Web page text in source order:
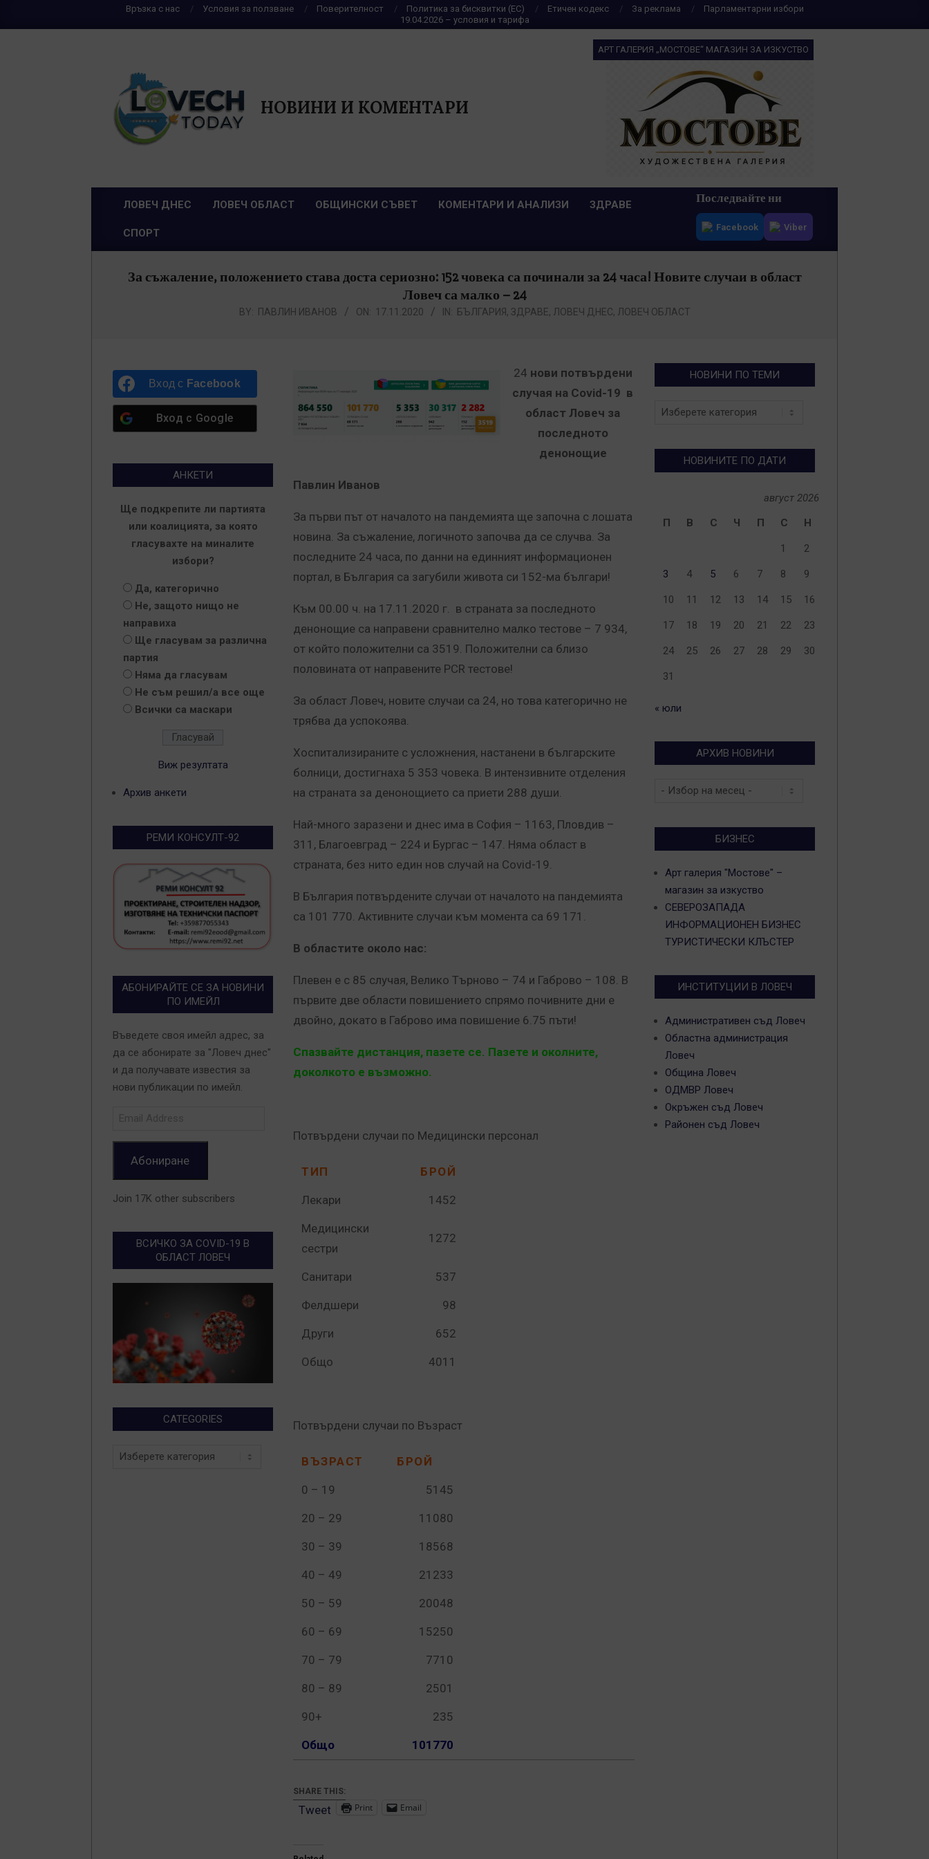
Връзка с нас Условия за ползване Поверителност Политика за бисквитки (ЕС) Етичен кодекс За реклама
Парламентарни избори
19.04.2026 – условия и тарифа
НОВИНИ И КОМЕНТАРИ
АРТ ГАЛЕРИЯ „МОСТОВЕ“ МАГАЗИН ЗА ИЗКУСТВО
Primary
ЛОВЕЧ ДНЕС ЛОВЕЧ ОБЛАСТ ОБЩИНСКИ СЪВЕТ КОМЕНТАРИ И АНАЛИЗИ ЗДРАВЕ
СПОРТ
Последвайте ни
Facebook Viber
За съжаление, положението става доста сериозно: 152 човека са починали за 24 часа! Новите случаи в област
Ловеч са малко – 24
BY: ПАВЛИН ИВАНОВ ON: 17.11.2020 IN: БЪЛГАРИЯ, ЗДРАВЕ, ЛОВЕЧ ДНЕС, ЛОВЕЧ ОБЛАСТ
24 нови потвърдени
случая на Covid-19 в
област Ловеч за
последното
денонощие
Павлин Иванов
За първи път от началото на пандемията ще започна с лошата
новина. За съжаление, логичното започва да се случва. За
последните 24 часа, по данни на единният информационен
портал, в България са загубили живота си 152-ма българи!
Към 00.00 ч. на 17.11.2020 г. в страната за последното
денонощие са направени сравнително малко тестове – 7 934,
от който положителни са 3519. Положителни са близо
половината от направените PCR тестове!
За област Ловеч, новите случаи са 24, но това категорично не
трябва да успокоява.
Хоспитализираните с усложнения, настанени в българските
болници, достигнаха 5 353 човека. В интензивните отделения
на страната за денонощието са приети 288 души.
Най-много заразени и днес има в София – 1163, Пловдив –
311, Благоевград – 224 и Бургас – 147. Няма област в
страната, без нито един нов случай на Covid-19.
В България потвърдените случаи от началото на пандемията
са 101 770. Активните случаи към момента са 69 171.
В областите около нас:
Плевен е с 85 случая, Велико Търново – 74 и Габрово – 108. В
първите две области повишението спрямо почивните дни е
двойно, докато в Габрово има повишение 6.75 пъти!
Спазвайте дистанция, пазете се. Пазете и околните,
доколкото е възможно.
Потвърдени случаи по Медицински персонал
ТИП БРОЙ
Лекари 1452
Медицински
сестри
1272
Санитари 537
Фелдшери 98
Други 652
Общо 4011
Потвърдени случаи по Възраст
ВЪЗРАСТ БРОЙ
0 – 19 5145
20 – 29 11080
30 – 39 18568
40 – 49 21233
50 – 59 20048
60 – 69 15250
70 – 79 7710
80 – 89 2501
90+ 235
Общо 101770
SHARE THIS:
Tweet Print Email
Вход с Facebook
Вход с Google
АНКЕТИ
Ще подкрепите ли партията
или коалицията, за която
гласувахте на миналите
избори?
Да, категорично
Не, защото нищо не
направиха
Ще гласувам за различна
партия
Няма да гласувам
Не съм решил/а все още
Всички са маскари
Виж резултата
Архив анкети
РЕМИ КОНСУЛТ-92
АБОНИРАЙТЕ СЕ ЗА НОВИНИ
ПО ИМЕЙЛ
Въведете своя имейл адрес, за
да се абонирате за "Ловеч днес"
и да получавате известия за
нови публикации по имейл.
Абониране
Join 17K other subscribers
ВСИЧКО ЗА COVID-19 В
ОБЛАСТ ЛОВЕЧ
CATEGORIES
Categories
НОВИНИ ПО ТЕМИ
Новини
НОВИНИТЕ ПО ДАТИ
август 2026
П
В С Ч П С Н
1 2
3 4 5 6 7 8 9
10 11 12 13 14 15 16
17 18 19 20 21 22 23
24 25 26 27 28 29 30
31
« юли
АРХИВ НОВИНИ
Архив
БИЗНЕС
Арт галерия "Мостове" –
магазин за изкуство
СЕВЕРОЗАПАДА
ИНФОРМАЦИОНЕН БИЗНЕС
ТУРИСТИЧЕСКИ КЛЪСТЕР
ИНСТИТУЦИИ В ЛОВЕЧ
Административен съд Ловеч
Областна администрация
Ловеч
Община Ловеч
ОДМВР Ловеч
Окръжен съд Ловеч
Районен съд Ловеч